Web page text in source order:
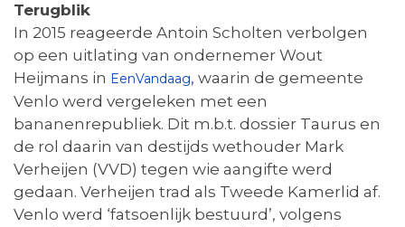
Terugblik
In 2015 reageerde Antoin Scholten verbolgen
op een uitlating van ondernemer Wout
Heijmans in EenVandaag, waarin de gemeente
Venlo werd vergeleken met een
bananenrepubliek. Dit m.b.t. dossier Taurus en
de rol daarin van destijds wethouder Mark
Verheijen (VVD) tegen wie aangifte werd
gedaan. Verheijen trad als Tweede Kamerlid af.
Venlo werd ‘fatsoenlijk bestuurd’, volgens